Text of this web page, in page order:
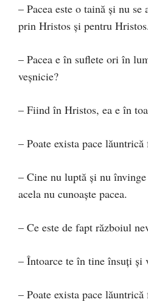
– Pacea este o taină şi nu
prin Hristos şi pentru Hristos.
– Pacea e în suflete ori în
veşnicie?
– Fiind în Hristos, ea e în
– Poate exista pace
– Cine nu luptă şi nu
acela nu cunoaşte pacea.
– Ce este de fapt războiul
– Întoarce te în tine însuţi şi
– Poate exista pace